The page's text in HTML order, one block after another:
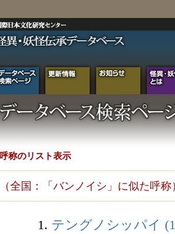
呼称のリスト表示
（全国：「バンノイシ」に似た呼称
1. テングノシッパイ